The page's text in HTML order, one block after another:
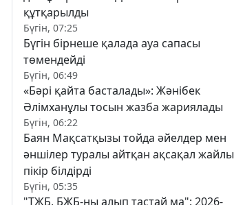
құтқарылды
Бүгін, 07:25
Бүгін бірнеше қалада ауа сапасы
төмендейді
Бүгін, 06:49
«Бәрі қайта басталады»: Жәнібек
Әлімханұлы тосын жазба жариялады
Бүгін, 06:22
Баян Мақсатқызы тойда әйелдер мен
әншілер туралы айтқан ақсақал жайлы
пікір білдірді
Бүгін, 05:35
"ТЖБ, БЖБ-ны алып тастай ма": 2026-